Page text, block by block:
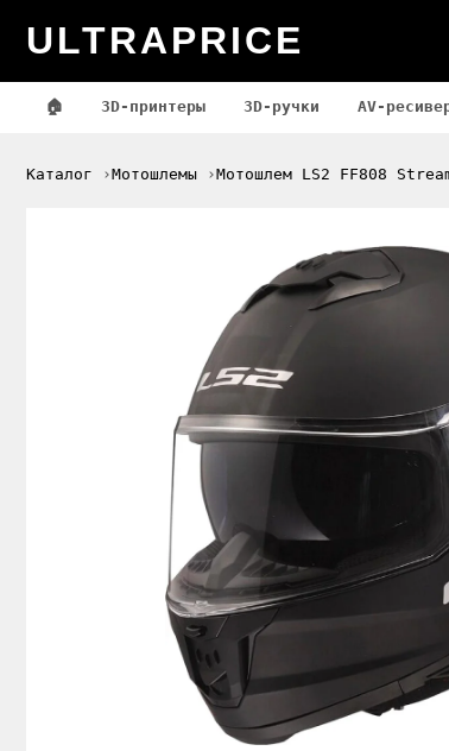
ULTRAPRICE
🏠 3D-принтеры 3D-ручки AV-
Каталог Мотошлемы Мотошлем LS2 FF808